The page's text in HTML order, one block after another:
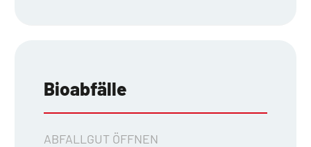
Bioabfälle
ABFALLGUT ÖFFNEN